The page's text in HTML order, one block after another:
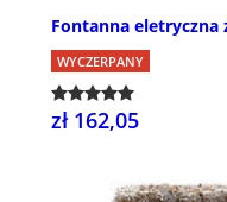
Fontanna eletryczna
WYCZERPANY
zł 162,05